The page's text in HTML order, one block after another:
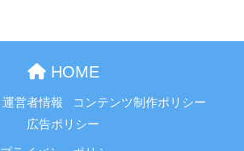
HOME
運営者情報
コンテンツ制作ポリシー
広告ポリシー